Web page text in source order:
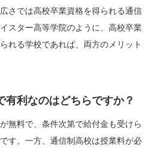
さでは高校卒業資格を得られる通信
スター高等学院のように、高校卒業
れる学校であれば、両方のメリット
有利なのはどちらですか？
無料で、条件次第で給付金も受けら
す。一方、通信制高校は授業料が必